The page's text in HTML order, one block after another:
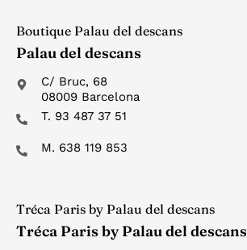
Boutique Palau del descans
Palau del descans
C/ Bruc, 68
08009 Barcelona
T. 93 487 37 51
M. 638 119 853
Tréca Paris by Palau del descans
Tréca Paris by Palau del descans